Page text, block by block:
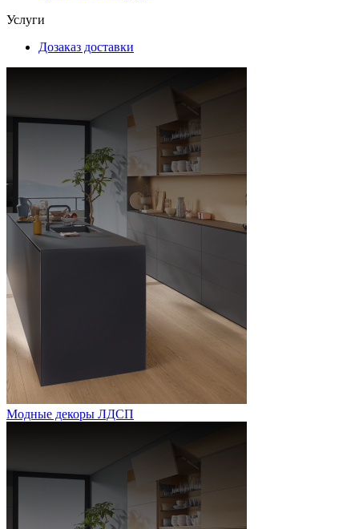
Услуги
Дозаказ доставки
Модные декоры ЛДСП